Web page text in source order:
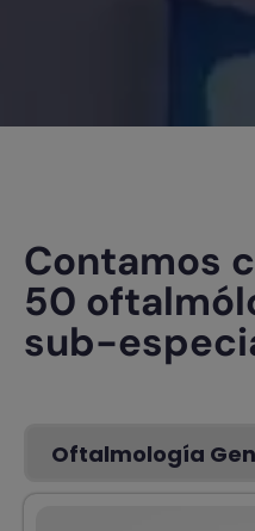
Contamos
50
sub-